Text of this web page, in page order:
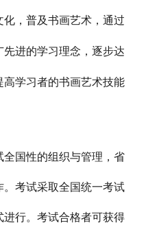
，普及书画艺术，通过
进的学习理念，逐步达
学习者的书画艺术技能
国性的组织与管理，省
考试采取全国统一考试
行。考试合格者可获得